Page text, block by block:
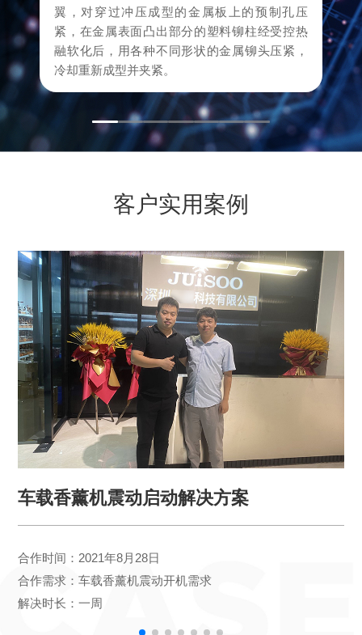
翼，对穿过冲压成型的金属板上的预制孔压
紧，在金属表面凸出部分的塑料铆柱经受控热
融软化后，用各种不同形状的金属铆头压紧，
冷却重新成型并夹紧。
客户实用案例
车载香薰机震动启动解决方案
合作时间：2021年8月28日
合作需求：车载香薰机震动开机需求
解决时长：一周